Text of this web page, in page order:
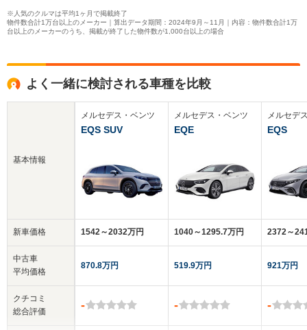
※人気のクルマは平均1ヶ月で掲載終了
物件数合計1万台以上のメーカー｜算出データ期間：2024年9月～11月｜内容：物件数合計1万
台以上のメーカーのうち、掲載が終了した物件数が1,000台以上の場合
よく一緒に検討される車種を比較
基本情報
新車価格
中古車
平均価格
クチコミ
総合評価
メルセデス・ベンツ
EQS SUV
1542～2032万円
870.8万円
-
メルセデス・ベンツ
EQE
1040～1295.7万円
519.9万円
-
メルセデ
EQS
2372～
921万円
-